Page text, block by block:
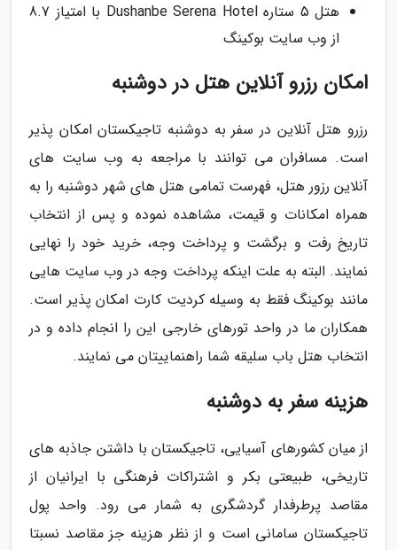
هتل 5 ستاره Dushanbe Serena Hotel با امتیاز 8.7
از وب سایت بوکینگ
امکان رزرو آنلاین هتل در دوشنبه
رزرو هتل آنلاین در سفر به دوشنبه تاجیکستان امکان پذیر
است. مسافران می توانند با مراجعه به وب سایت های
آنلاین رزور هتل، فهرست تمامی هتل های شهر دوشنبه را به
همراه امکانات و قیمت، مشاهده نموده و پس از انتخاب
تاریخ رفت و برگشت و پرداخت وجه، خرید خود را نهایی
نمایند. البته به علت اینکه پرداخت وجه در وب سایت هایی
مانند بوکینگ فقط به وسیله کردیت کارت امکان پذیر است.
همکاران ما در واحد تورهای خارجی این را انجام داده و در
انتخاب هتل باب سلیقه شما راهنماییتان می نمایند.
هزینه سفر به دوشنبه
از میان کشورهای آسیایی، تاجیکستان با داشتن جاذبه های
تاریخی، طبیعتی بکر و اشتراکات فرهنگی با ایرانیان از
مقاصد پرطرفدار گردشگری به شمار می رود. واحد پول
تاجیکستان سامانی است و از نظر هزینه جز مقاصد نسبتا